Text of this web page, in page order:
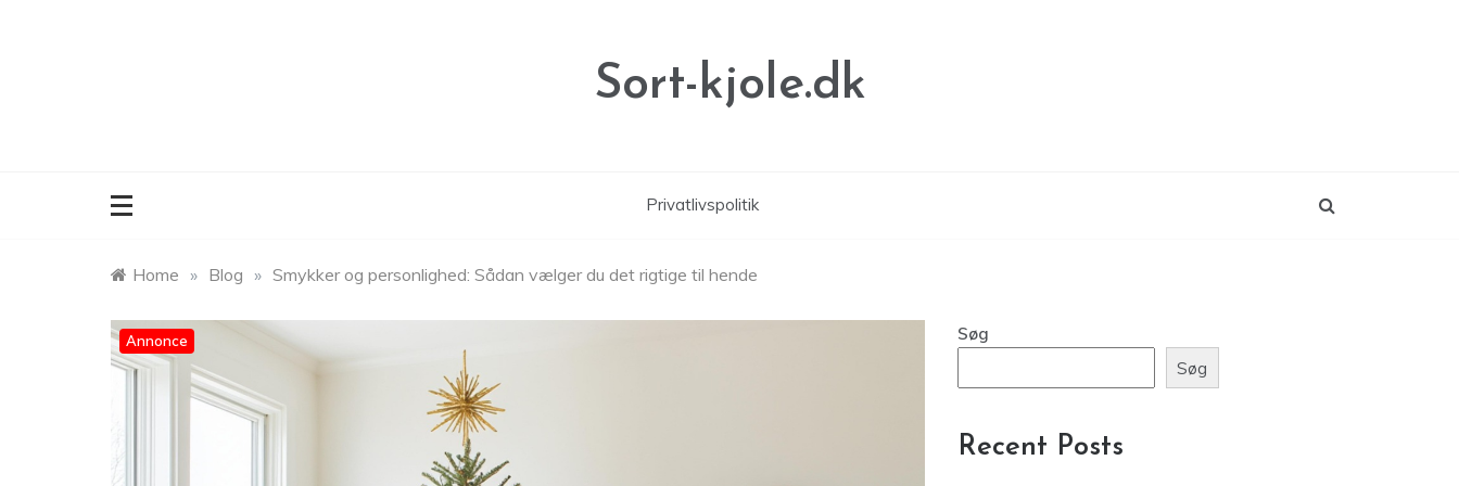
Sort-kjole.dk
Privatlivspolitik
Home » Blog » Smykker og personlighed: Sådan vælger du det rigtige til hende
Annonce
Søg
Søg
Recent Posts